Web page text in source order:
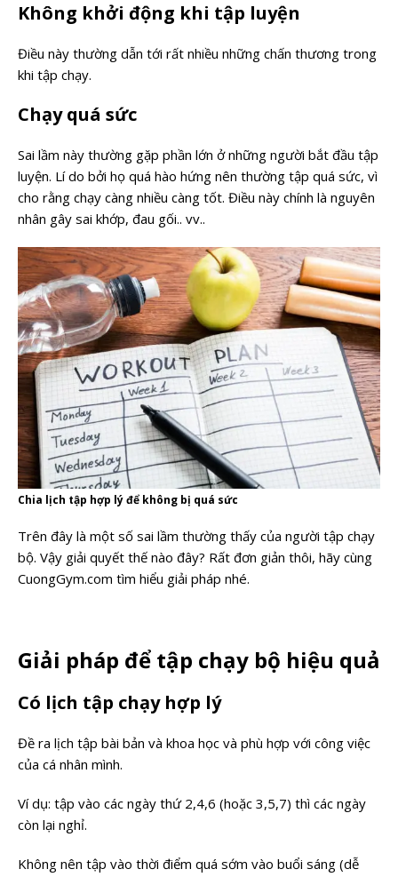
Không khởi động khi tập luyện
Điều này thường dẫn tới rất nhiều những chấn thương trong
khi tập chạy.
Chạy quá sức
Sai lầm này thường gặp phần lớn ở những người bắt đầu tập
luyện. Lí do bởi họ quá hào hứng nên thường tập quá sức, vì
cho rằng chạy càng nhiều càng tốt. Điều này chính là nguyên
nhân gây sai khớp, đau gối.. vv..
Chia lịch tập hợp lý để không bị quá sức
Trên đây là một số sai lầm thường thấy của người tập chạy
bộ. Vậy giải quyết thế nào đây? Rất đơn giản thôi, hãy cùng
CuongGym.com tìm hiểu giải pháp nhé.
Giải pháp để tập chạy bộ hiệu quả
Có lịch tập chạy hợp lý
Đề ra lịch tập bài bản và khoa học và phù hợp với công việc
của cá nhân mình.
Ví dụ: tập vào các ngày thứ 2,4,6 (hoặc 3,5,7) thì các ngày
còn lại nghỉ.
Không nên tập vào thời điểm quá sớm vào buổi sáng (dễ